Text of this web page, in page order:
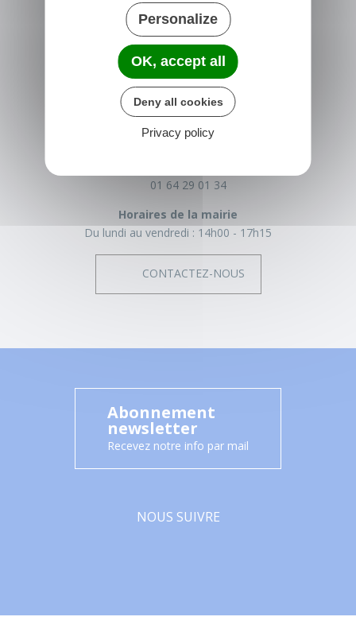
NONVILLE
Place de la Mairie
77140 nonville
01 64 29 01 34
Horaires de la mairie
Du lundi au vendredi : 14h00 - 17h15
CONTACTEZ-NOUS
Abonnement
newsletter
Recevez notre info par mail
NOUS SUIVRE
Personalize
OK, accept all
Deny all cookies
Privacy policy